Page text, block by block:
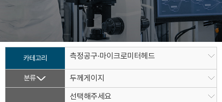
카테고리 측정공구·마이크로미터헤드
분류
두께게이지
선택해주세요